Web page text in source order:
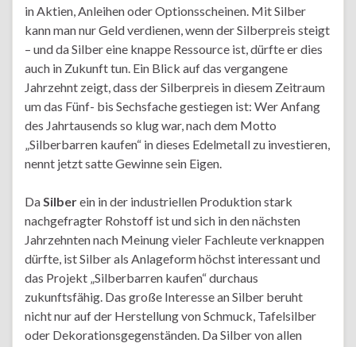
in Aktien, Anleihen oder Optionsscheinen. Mit Silber
kann man nur Geld verdienen, wenn der Silberpreis steigt
– und da Silber eine knappe Ressource ist, dürfte er dies
auch in Zukunft tun. Ein Blick auf das vergangene
Jahrzehnt zeigt, dass der Silberpreis in diesem Zeitraum
um das Fünf- bis Sechsfache gestiegen ist: Wer Anfang
des Jahrtausends so klug war, nach dem Motto
„Silberbarren kaufen“ in dieses Edelmetall zu investieren,
nennt jetzt satte Gewinne sein Eigen.
DaSilberein in der industriellen Produktion stark
nachgefragter Rohstoff ist und sich in den nächsten
Jahrzehnten nach Meinung vieler Fachleute verknappen
dürfte, ist Silber als Anlageform höchst interessant und
das Projekt „Silberbarren kaufen“ durchaus
zukunftsfähig. Das große Interesse an Silber beruht
nicht nur auf der Herstellung von Schmuck, Tafelsilber
oder Dekorationsgegenständen. Da Silber von allen